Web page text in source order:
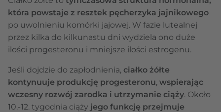
która powstaje z resztek pęcherzyka jajnikowego
po uwolnieniu komórki jajowej. W fazie lutealnej
przez kilka do kilkunastu dni wydziela ono duże
ilości progesteronu i mniejsze ilości estrogenu.
Jeśli dojdzie do zapłodnienia, ciałko żółte
kontynuuje produkcję progesteronu, wspierając
wczesny rozwój zarodka i utrzymanie ciąży. Około
10.-12. tygodnia ciąży jego funkcję przejmuje